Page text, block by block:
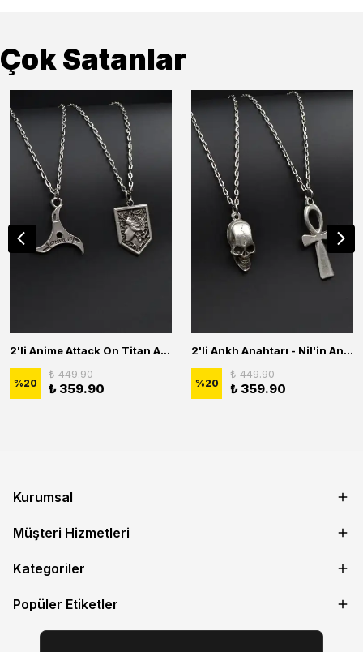
Çok Satanlar
2'li Anime Attack On Titan Acrylic Maria Anime Naruto Erkek Kadın Kolye Seti
%20
₺ 449.90
₺ 359.90
2'li Ankh Anahtarı - Nil'in Anahtarı - Kuru Kafa Erkek Kadın Kolye Seti
%20
₺ 449.90
₺ 359.90
Kurumsal
Müşteri Hizmetleri
Kategoriler
Popüler Etiketler